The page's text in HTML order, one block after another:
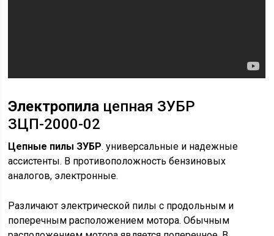
Электропила цепная ЗУБР
ЗЦП-2000-02
Цепные пилы ЗУБР. универсальные и надежные
ассистенты. В противоположность бензиновых
аналогов, электронные.
Различают электрической пилы с продольным и
поперечным расположением мотора. Обычным